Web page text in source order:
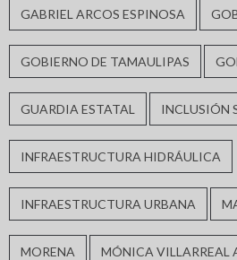
GABRIEL ARCOS ESPINOSA
GOBIERNO DE TAMAULIPAS
GUARDIA ESTATAL INCLUSIÓN
INFRAESTRUCTURA HIDRÁULICA
INFRAESTRUCTURA URBANA
MORENA MÓNICA VILLARREAL